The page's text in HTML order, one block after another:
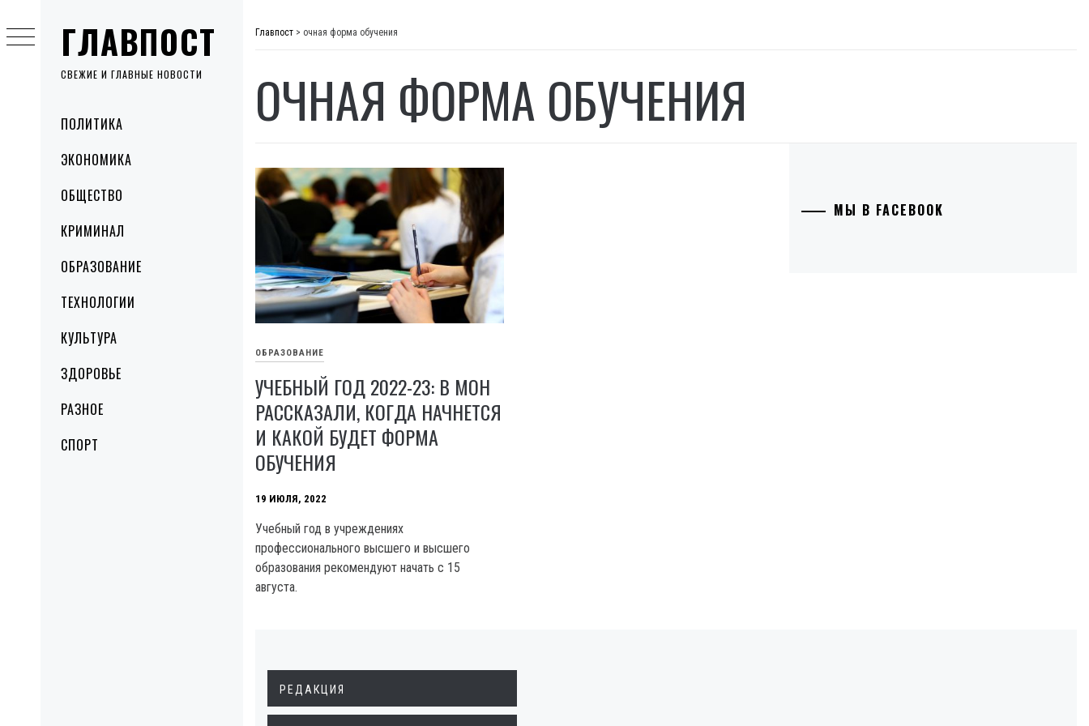
ГЛАВПОСТ
СВЕЖИЕ И ГЛАВНЫЕ НОВОСТИ
MenuПОЛИТИКА
ЭКОНОМИКА
ОБЩЕСТВО
КРИМИНАЛ
ОБРАЗОВАНИЕ
ТЕХНОЛОГИИ
КУЛЬТУРА
ЗДОРОВЬЕ
РАЗНОЕ
СПОРТ
to
content
Главпост > очная форма обучения
ОЧНАЯ ФОРМА ОБУЧЕНИЯ
ОБРАЗОВАНИЕ
УЧЕБНЫЙ ГОД 2022-23: В МОН
РАССКАЗАЛИ, КОГДА НАЧНЕТСЯ
И КАКОЙ БУДЕТ ФОРМА
ОБУЧЕНИЯ
19 ИЮЛЯ, 2022
Учебный год в учреждениях
профессионального высшего и высшего
образования рекомендуют начать с 15
августа.
МЫ В FACEBOOK
РЕДАКЦИЯ